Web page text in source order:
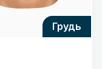
грудь